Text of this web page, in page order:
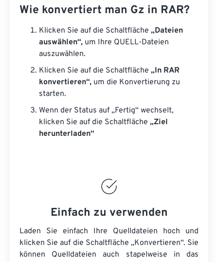
Wie konvertiert man Gz in RAR?
Klicken Sie auf die Schaltfläche „Dateien
auswählen“, um Ihre QUELL-Dateien
auszuwählen.
Klicken Sie auf die Schaltfläche „In RAR
konvertieren“, um die Konvertierung zu
starten.
Wenn der Status auf „Fertig“ wechselt,
klicken Sie auf die Schaltfläche „Ziel
herunterladen“
Einfach zu verwenden
Laden Sie einfach Ihre Quelldateien hoch und
klicken Sie auf die Schaltfläche „Konvertieren“. Sie
können Quelldateien auch stapelweise in das